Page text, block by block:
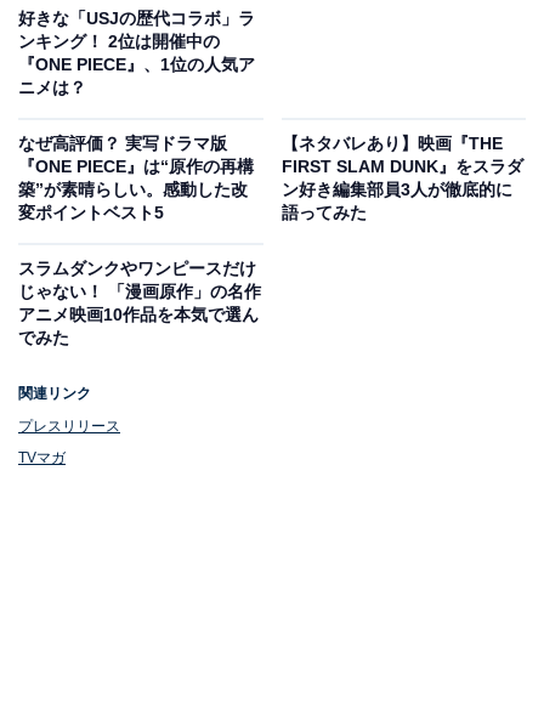
『THE FIRST SLAM DUNK』が公開されるなど、現在で
も愛される作品です。
メも観ており、とても影響を受けた漫画だと思います。
私以外にも家族や友人も同様に影響をうけていると感じ
ています。作品の中で名言もたくさんあり、今の世代で
た。
好きな「USJの歴代コラボ」ラ
ンキング！ 2位は開催中の
『ONE PIECE』、1位の人気ア
ニメは？
なぜ高評価？ 実写ドラマ版
『ONE PIECE』は“原作の再構
築”が素晴らしい。感動した改
変ポイントベスト5
【ネタバレあり】映画『THE
FIRST SLAM DUNK』をスラダ
ン好き編集部員3人が徹底的に
語ってみた
スラムダンクやワンピースだけ
じゃない！ 「漫画原作」の名作
アニメ映画10作品を本気で選ん
でみた
関連リンク
プレスリリース
TVマガ